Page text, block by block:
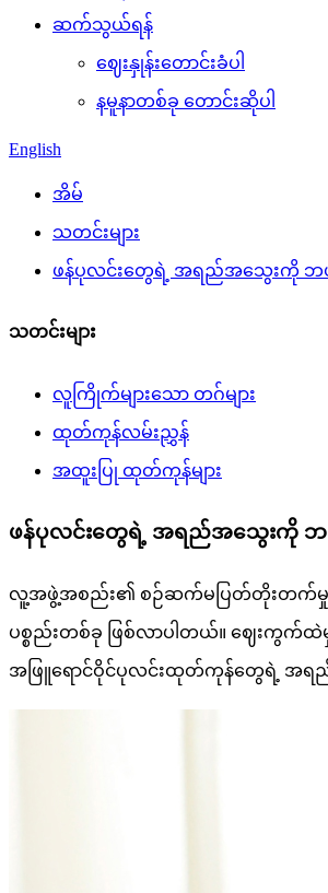
ဆက်သွယ်ရန်
ဈေးနှုန်းတောင်းခံပါ
နမူနာတစ်ခု တောင်းဆိုပါ
English
အိမ်
သတင်းများ
ဖန်ပုလင်းတွေရဲ့ အရည်အသွေးကို
သတင်းများ
လူကြိုက်များသော တဂ်များ
ထုတ်ကုန်လမ်းညွှန်
အထူးပြု ထုတ်ကုန်များ
ဖန်ပုလင်းတွေရဲ့ အရည်အသွေးကို
လူ့အဖွဲ့အစည်း၏ စဉ်ဆက်မပြတ်တိုးတက်မှု
ပစ္စည်းတစ်ခု ဖြစ်လာပါတယ်။ ဈေးကွက်ထဲမှ
အဖြူရောင်ဝိုင်ပုလင်းထုတ်ကုန်တွေရဲ့ အရ